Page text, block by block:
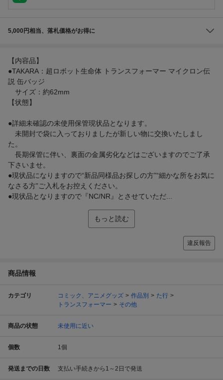
5,000円相当、落札価格がお得に
【内容品】
●TAKARA：超ロボット生命体 トランスフォーマー マイクロン伝
説 缶バッジ
サイズ：約62mm
【状態】
●詳細未確認の未使用保管現状品となります。
未開封で袋に入っておりましたが新しい物に交換いたしまし
た。
長期保管に伴い、裏面の金属劣化などはございますのでご了承
下さいませ。
●現状品になりますので“新品同様品お探しの方”“細かな所をお気に
なさる方”ご入札をお控えください。
●現状品となりますので『NC/NR』とさせていただ...
もっと読む
違反報告
商品情報
カテゴリ コミック、アニメグッズ 作品別
た行
トランスフォーマー
その他
商品の状態 未使用に近い
個数 1個
発送までの日数 支払い手続きから1～2日で発送